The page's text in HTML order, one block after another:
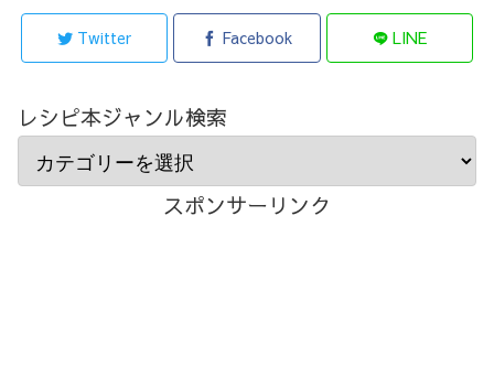
Twitter Facebook LINE
レシピ本ジャンル検索
スポンサーリンク